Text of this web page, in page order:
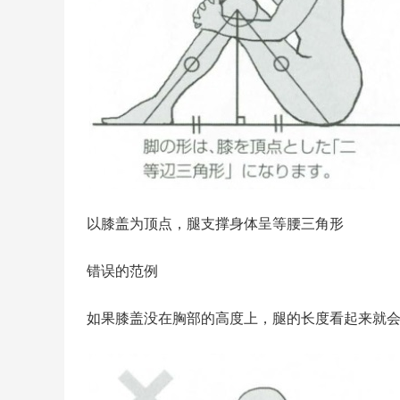
以膝盖为顶点，腿支撑身体呈等腰三角形
错误的范例
如果膝盖没在胸部的高度上，腿的长度看起来就